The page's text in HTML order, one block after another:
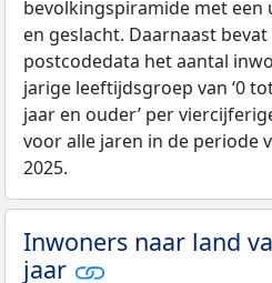
bevolkingspiramide met
en geslacht. Daarnaast
postcodedata het aantal
jarige leeftijdsgroep van ‘0
jaar en ouder’ per
voor alle jaren in de periode
2025.
Inwoners naar land
jaar